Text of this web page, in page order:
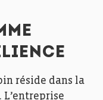
réside dans la